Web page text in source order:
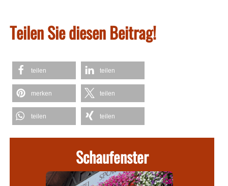
Teilen Sie diesen Beitrag!
teilen teilen
merken teilen
teilen teilen
Schaufenster